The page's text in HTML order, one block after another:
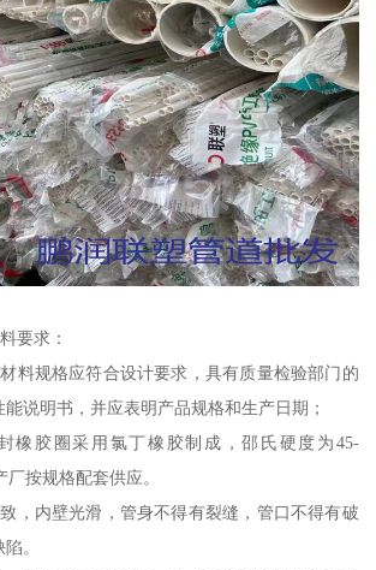
要求：
料规格应符合设计要求，具有质量检验部门的
说明书，并应表明产品规格和生产日期；
橡胶圈采用氯丁橡胶制成，邵氏硬度为45-
厂按规格配套供应。
，内壁光滑，管身不得有裂缝，管口不得有破
。